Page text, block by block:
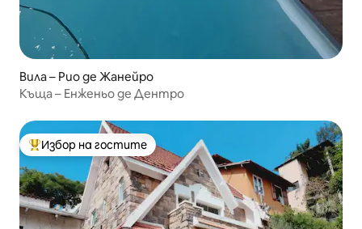
Вила – Рио де Жанейро
Къща – Енженьо де Дентро
Най-популярен избор на гостите
Избор на гостите